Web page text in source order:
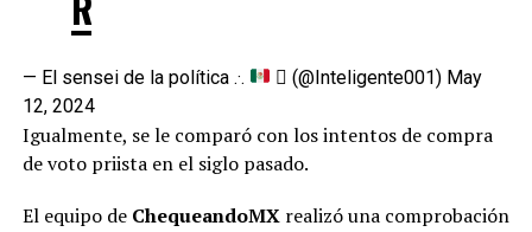
— El sensei de la política .·.  (@Inteligente001) May
12, 2024
Igualmente, se le comparó con los intentos de compra
de voto priista en el siglo pasado.
El equipo de ChequeandoMXrealizó una comprobación